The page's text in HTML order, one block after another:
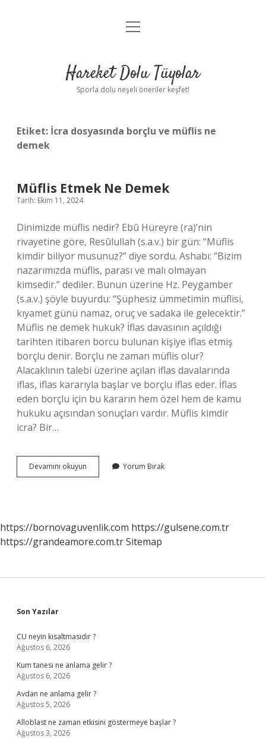
Anasayfa
Yasal Uyarı
menüyü
Hareket Dolu Tüyolar
Sporla dolu neşeli öneriler keşfet!
Etiket: İcra dosyasında borçlu ve müflis ne
demek
Müflis Etmek Ne Demek
Tarih: Ekim 11, 2024
Dinimizde müflis nedir? Ebû Hüreyre (ra)’nin
rivayetine göre, Resûlullah (s.a.v.) bir gün: “Müflis
kimdir biliyor musunuz?” diye sordu. Ashabı: “Bizim
nazarımızda müflis, parası ve malı olmayan
kimsedir.” dediler. Bunun üzerine Hz. Peygamber
(s.a.v.) şöyle buyurdu: “Şüphesiz ümmetimin müflisi,
kıyamet günü namaz, oruç ve sadaka ile gelecektir.”
Müflis ne demek hukuk? İflas davasının açıldığı
tarihten itibaren borcu bulunan kişiye iflas etmiş
borçlu denir. Borçlu ne zaman müflis olur?
Alacaklının talebi üzerine açılan iflas davalarında
iflas, iflas kararıyla başlar ve borçlu iflas eder. İflas
eden borçlu için bu kararın hem özel hem de kamu
hukuku açısından sonuçları vardır. Müflis kimdir
icra? Bir…
Devamını okuyun
Etmek
Yorum Bırak
https://bornovaguvenlik.com https://gulsene.com.tr
https://grandeamore.com.trSitemap
Sidebar
Son Yazılar
CU neyin kısaltmasıdır ?
Ağustos 6, 2026
Kum tanesi ne anlama gelir ?
Ağustos 6, 2026
Avdan ne anlama gelir ?
Ağustos 5, 2026
Alloblast ne zaman etkisini göstermeye başlar ?
Ağustos 3, 2026